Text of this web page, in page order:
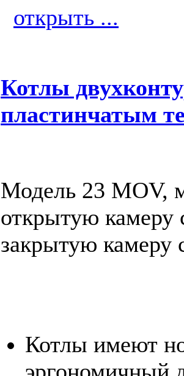
открыть ...
Котлы
пластинчатым
Модель 23 MOV,
открытую камеру
закрытую камеру
Котлы имеют